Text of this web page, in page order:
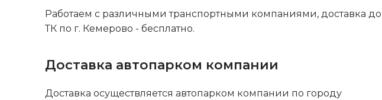
Работаем с различными транспортными компаниями, доставка до
ТК по г. Кемерово - бесплатно.
Доставка автопарком компании
Доставка осуществляется автопарком компании по городу